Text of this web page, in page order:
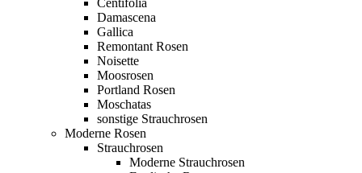
Centifolia
Damascena
Gallica
Remontant Rosen
Noisette
Moosrosen
Portland Rosen
Moschatas
sonstige Strauchrosen
Moderne Rosen
Strauchrosen
Moderne Strauchrosen